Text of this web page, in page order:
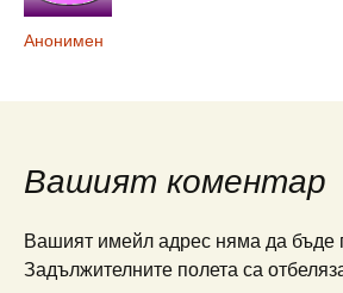
Анонимен
Вашият коментар
Вашият имейл адрес няма да бъде
Задължителните полета са